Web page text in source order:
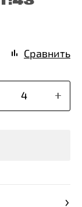
Сравнить